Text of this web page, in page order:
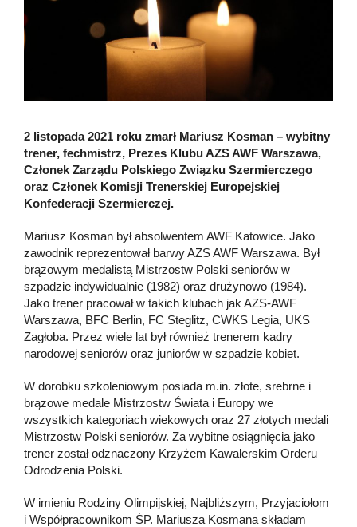
2 listopada 2021 roku zmarł Mariusz Kosman – wybitny
trener, fechmistrz, Prezes Klubu AZS AWF Warszawa,
Członek Zarządu Polskiego Związku Szermierczego
oraz Członek Komisji Trenerskiej Europejskiej
Konfederacji Szermierczej.
Mariusz Kosman był absolwentem AWF Katowice. Jako
zawodnik reprezentował barwy AZS AWF Warszawa. Był
brązowym medalistą Mistrzostw Polski seniorów w
szpadzie indywidualnie (1982) oraz drużynowo (1984).
Jako trener pracował w takich klubach jak AZS-AWF
Warszawa, BFC Berlin, FC Steglitz, CWKS Legia, UKS
Zagłoba. Przez wiele lat był również trenerem kadry
narodowej seniorów oraz juniorów w szpadzie kobiet.
W dorobku szkoleniowym posiada m.in. złote, srebrne i
brązowe medale Mistrzostw Świata i Europy we
wszystkich kategoriach wiekowych oraz 27 złotych medali
Mistrzostw Polski seniorów. Za wybitne osiągnięcia jako
trener został odznaczony Krzyżem Kawalerskim Orderu
Odrodzenia Polski.
W imieniu Rodziny Olimpijskiej, Najbliższym, Przyjaciołom
i Współpracownikom ŚP. Mariusza Kosmana składam